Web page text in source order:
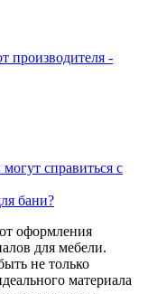
справиться с
бани?
оформления
для мебели.
не только
материала